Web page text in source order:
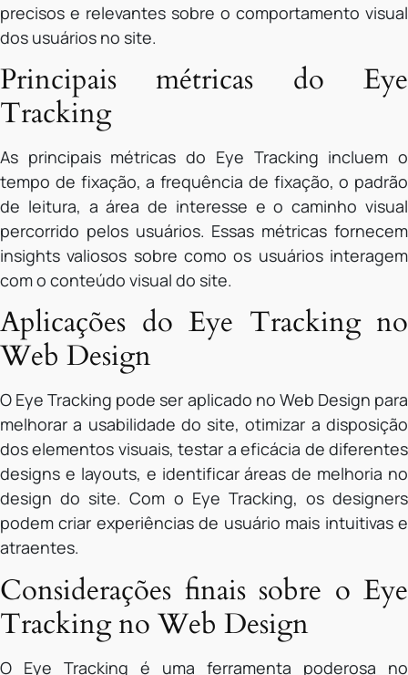
precisos e relevantes sobre o comportamento visual
dos usuários no site.
Principais métricas do Eye
Tracking
As principais métricas do Eye Tracking incluem o
tempo de fixação, a frequência de fixação, o padrão
de leitura, a área de interesse e o caminho visual
percorrido pelos usuários. Essas métricas fornecem
insights valiosos sobre como os usuários interagem
com o conteúdo visual do site.
Aplicações do Eye Tracking no
Web Design
O Eye Tracking pode ser aplicado no Web Design para
melhorar a usabilidade do site, otimizar a disposição
dos elementos visuais, testar a eficácia de diferentes
designs e layouts, e identificar áreas de melhoria no
design do site. Com o Eye Tracking, os designers
podem criar experiências de usuário mais intuitivas e
atraentes.
Considerações finais sobre o Eye
Tracking no Web Design
O Eye Tracking é uma ferramenta poderosa no